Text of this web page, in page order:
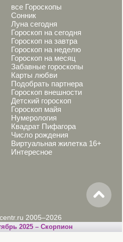
все Гороскопы
Сонник
Луна сегодня
Гороскоп на сегодня
Гороскоп на завтра
Гороскоп на неделю
Гороскоп на месяц
Забавные гороскопы
Карты любви
Подобрать партнера
Гороскоп внешности
Детский гороскоп
Гороскоп майя
Нумерология
Квадрат Пифагора
Число рождения
Виртуальная жилетка 16+
Интересное
2005–2026
2025 – Скорпион